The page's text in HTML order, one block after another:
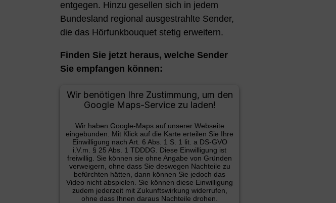
entgegen. Hinzu gesellen sich in jedem
Bundesland regional ausgestrahlte Sender,
die das Hörfunkbouquet stetig erweitern.
Finden Sie jetzt heraus, welche Sender
Sie empfangen können:
Wir benötigen Ihre Zustimmung, um den
Google Maps-Service zu laden!
Wir haben Google-Maps auf unserer Webseite
eingebunden. Mit Klick auf die Karte erteilen Sie Ihre
Einwilligung nach Art. 6 Abs. 1 S. 1 lit. a DS-GVO
i.V.m. § 25 Abs. 1 TDDDG. Diese Einwilligung ist
freiwillig. Sie können sie ohne Angabe von Gründen
verweigern, ohne dass Sie deswegen Nachteile zu
befürchten hätten, dann können Sie jedoch das
Video nicht abspielen. Sie können diese Einwilligung
zudem jederzeit mit Zukunftswirkung widerrufen,
ohne dass Ihnen daraus Nachteile drohen.